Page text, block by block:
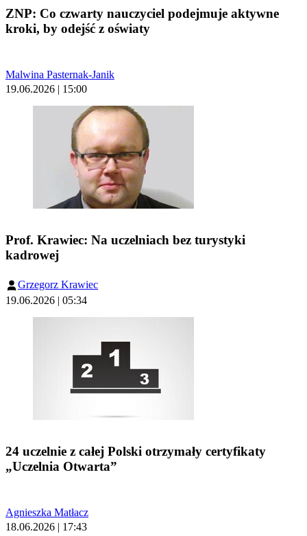
ZNP: Co czwarty nauczyciel podejmuje aktywne
kroki, by odejść z oświaty
Malwina Pasternak-Janik
19.06.2026 | 15:00
Prof. Krawiec: Na uczelniach bez turystyki
kadrowej
Grzegorz Krawiec
19.06.2026 | 05:34
24 uczelnie z całej Polski otrzymały certyfikaty
„Uczelnia Otwarta”
Agnieszka Matłacz
18.06.2026 | 17:43